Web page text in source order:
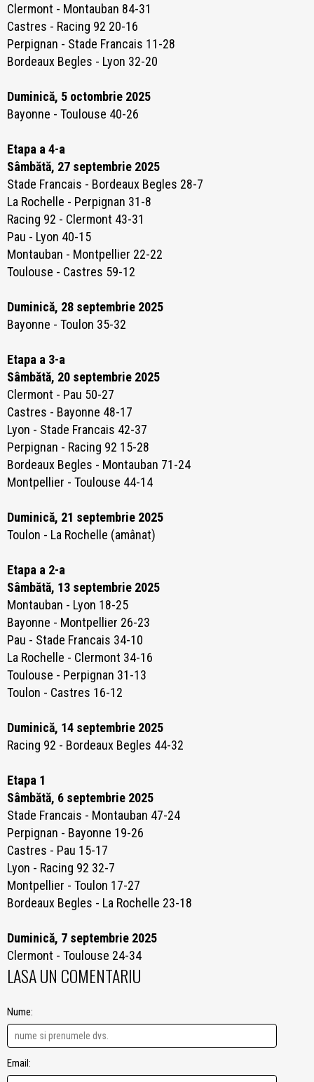
Clermont - Montauban 84-31
Castres - Racing 92 20-16
Perpignan - Stade Francais 11-28
Bordeaux Begles - Lyon 32-20
Duminică, 5 octombrie 2025
Bayonne - Toulouse 40-26
​Etapa a 4-a
Sâmbătă, 27 septembrie 2025
Stade Francais - Bordeaux Begles 28-7
La Rochelle - Perpignan 31-8
Racing 92 - Clermont 43-31
Pau - Lyon 40-15
Montauban - Montpellier 22-22
Toulouse - Castres 59-12
Duminică, 28 septembrie 2025
Bayonne - Toulon 35-32
Etapa a 3-a
Sâmbătă, 20 septembrie 2025
Clermont - Pau 50-27
Castres - Bayonne 48-17
Lyon - Stade Francais 42-37
Perpignan - Racing 92 15-28
Bordeaux Begles - Montauban 71-24
Montpellier - Toulouse 44-14
Duminică, 21 septembrie 2025
Toulon - La Rochelle (amânat)
Etapa a 2-a
Sâmbătă, 13 septembrie 2025
Montauban - Lyon 18-25
Bayonne - Montpellier 26-23
Pau - Stade Francais 34-10
La Rochelle - Clermont 34-16
Toulouse - Perpignan 31-13
Toulon - Castres 16-12
Duminică, 14 septembrie 2025
Racing 92 - Bordeaux Begles 44-32
Etapa 1
Sâmbătă, 6 septembrie 2025
Stade Francais - Montauban 47-24
Perpignan - Bayonne 19-26
Castres - Pau 15-17
Lyon - Racing 92 32-7
Montpellier - Toulon 17-27
Bordeaux Begles - La Rochelle 23-18
Duminică, 7 septembrie 2025
Clermont - Toulouse 24-34
LASA UN COMENTARIU
Nume:
Email: